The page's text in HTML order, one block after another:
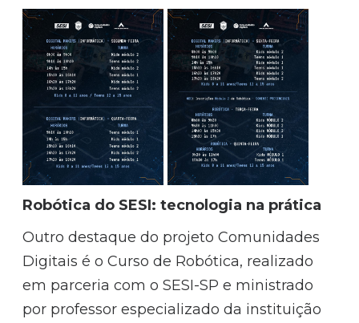
Robótica do SESI: tecnologia na prática
Outro destaque do projeto Comunidades
Digitais é o Curso de Robótica, realizado
em parceria com o SESI-SP e ministrado
por professor especializado da instituição